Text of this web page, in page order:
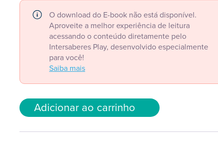
O download do E-book não está disponível.
Aproveite a melhor experiência de leitura
acessando o conteúdo diretamente pelo
Intersaberes Play, desenvolvido especialmente
para você!
Saiba mais
Adicionar ao carrinho